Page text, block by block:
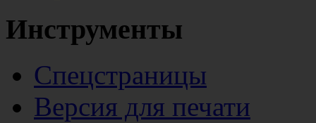
Инструменты
Спецстраницы
Версия для печати